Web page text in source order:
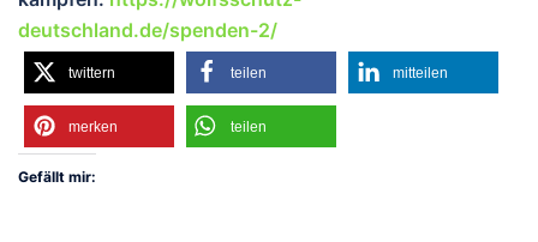
deutschland.de/spenden-2/
twittern teilen mitteilen
merken teilen
Gefällt mir: